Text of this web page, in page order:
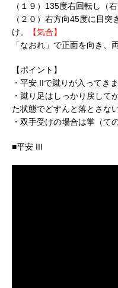
（１９）135度右回転し（
（２０）右方向45度に目
け。
【気合】
「なおれ」で正面を向き、
【ポイント】
・平安 IIで蹴りが入ってきま
・蹴り足はしっかり戻して
た状態でどすんと落とさない
・双手受けの場合は掌（て
■平安 III